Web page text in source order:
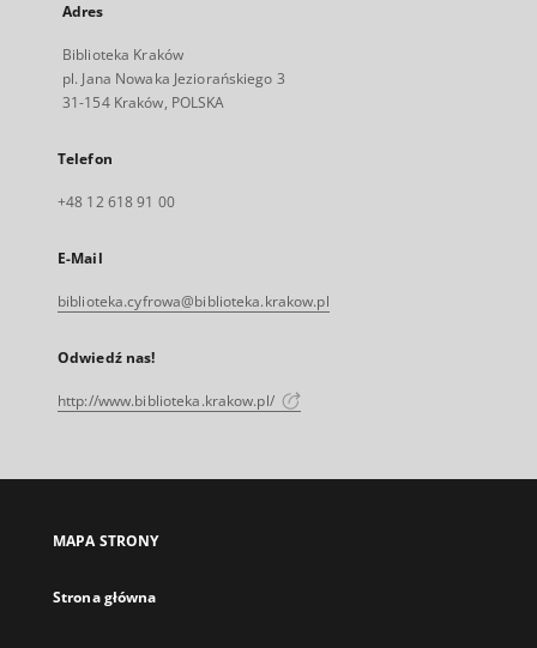
Adres
Biblioteka Kraków
pl. Jana Nowaka Jeziorańskiego 3
31-154 Kraków, POLSKA
Telefon
+48 12 618 91 00
E-Mail
biblioteka.cyfrowa@biblioteka.krakow.pl
Odwiedź nas!
http://www.biblioteka.krakow.pl/
MAPA STRONY
Strona główna